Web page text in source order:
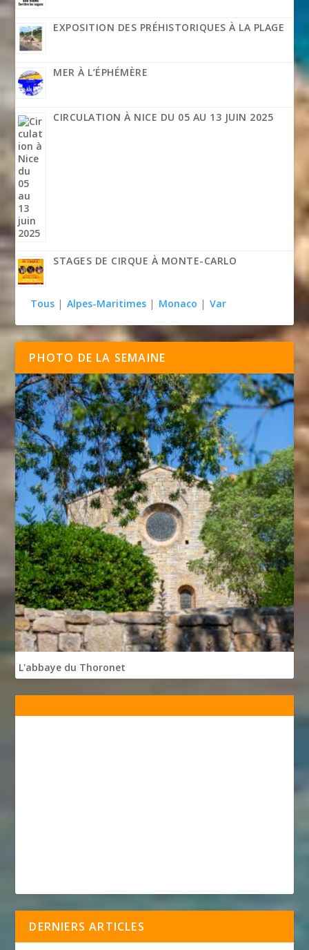
EXPOSITION DES PRÉHISTORIQUES À LA PLAGE
MER À L’ÉPHÉMÈRE
CIRCULATION À NICE DU 05 AU 13 JUIN 2025
STAGES DE CIRQUE À MONTE-CARLO
Tous | Alpes-Maritimes | Monaco | Var
PHOTO DE LA SEMAINE
L'abbaye du Thoronet
DERNIERS ARTICLES